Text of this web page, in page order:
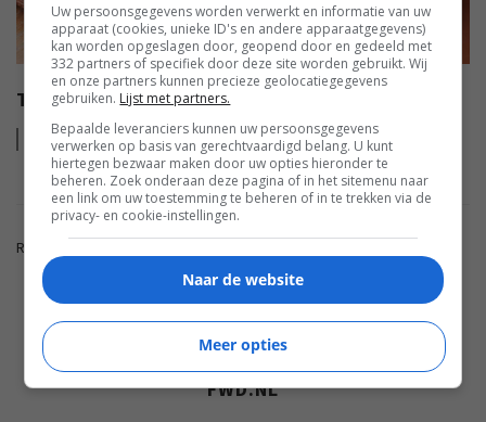
TEST: BOWERS & WILKINS P7 WIRELESS
Leesmeer
Reacties zijn gesloten.
ADVERTENTIE
FWD.NL
Uw persoonsgegevens worden verwerkt en informatie van uw
apparaat (cookies, unieke ID's en andere apparaatgegevens)
kan worden opgeslagen door, geopend door en gedeeld met
332 partners of specifiek door deze site worden gebruikt. Wij
en onze partners kunnen precieze geolocatiegegevens
gebruiken. Lijst met partners.
Bepaalde leveranciers kunnen uw persoonsgegevens
verwerken op basis van gerechtvaardigd belang. U kunt
hiertegen bezwaar maken door uw opties hieronder te
beheren. Zoek onderaan deze pagina of in het sitemenu naar
een link om uw toestemming te beheren of in te trekken via de
privacy- en cookie-instellingen.
Naar de website
Meer opties